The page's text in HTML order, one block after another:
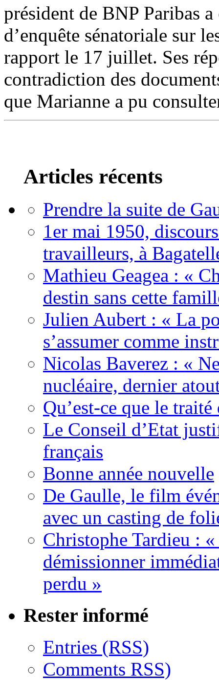
président de BNP Paribas
d’enquête sénatoriale sur
rapport le 17 juillet. Ses
contradiction des
que Marianne a pu
Articles récents
Prendre la suite de
1er mai 1950,
travailleurs, à
Mathieu Geagea : «
destin sans cette
Julien Aubert : « La
s’assumer comme
Nicolas Baverez : «
nucléaire, dernier
Qu’est-ce que le traité
Le Conseil d’Etat
français
Bonne année nouvelle
De Gaulle, le film
avec un casting de
Christophe Tardieu : «
démissionner
perdu »
Rester informé
Entries (RSS)
Comments RSS)